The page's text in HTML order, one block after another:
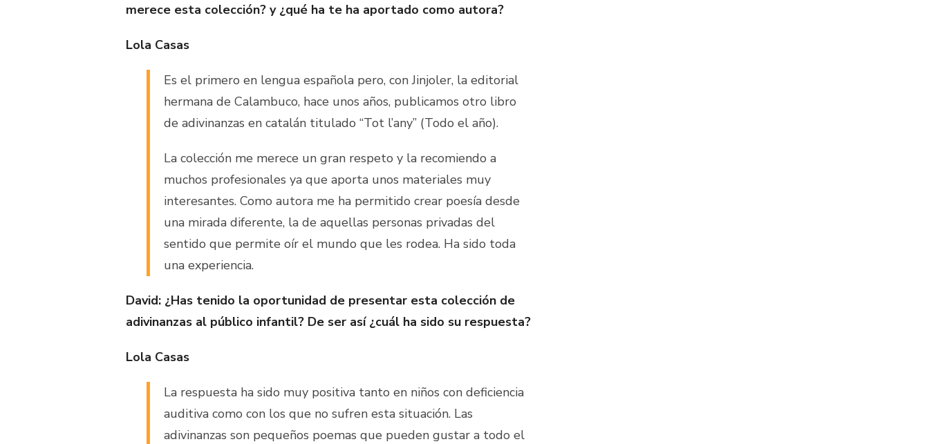
merece esta colección? y ¿qué ha te ha aportado como autora?
Lola Casas
Es el primero en lengua española pero, con Jinjoler, la editorial
hermana de Calambuco, hace unos años, publicamos otro libro
de adivinanzas en catalán titulado “Tot l’any” (Todo el año).
La colección me merece un gran respeto y la recomiendo a
muchos profesionales ya que aporta unos materiales muy
interesantes. Como autora me ha permitido crear poesía desde
una mirada diferente, la de aquellas personas privadas del
sentido que permite oír el mundo que les rodea. Ha sido toda
una experiencia.
David: ¿Has tenido la oportunidad de presentar esta colección de
adivinanzas al público infantil? De ser así ¿cuál ha sido su respuesta?
Lola Casas
La respuesta ha sido muy positiva tanto en niños con deficiencia
auditiva como con los que no sufren esta situación. Las
adivinanzas son pequeños poemas que pueden gustar a todo el